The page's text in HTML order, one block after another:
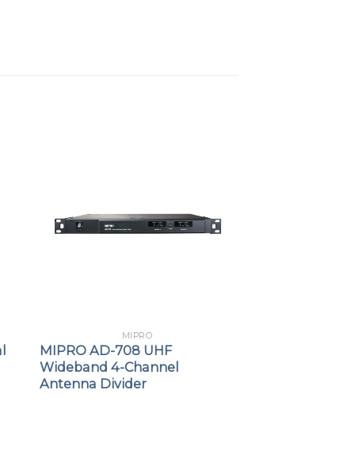
線外型，造型兼具美觀與實用性，方便
顯示頻道、電量與 AF 音訊強度指示條。
兩種靜音方式，操作靈活便利。
XLR，可搭配 MIPRO 全系列領夾或頭
動對頻技術，與接收機快速精準同步頻
MIPRO
MIPRO AD-708 UHF
Wideband 4-Channel
Antenna Divider